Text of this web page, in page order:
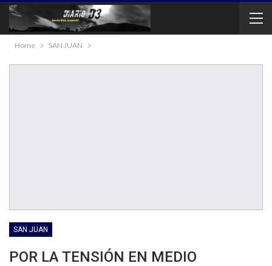
Home SAN JUAN
SAN JUAN
POR LA TENSIÓN EN MEDIO